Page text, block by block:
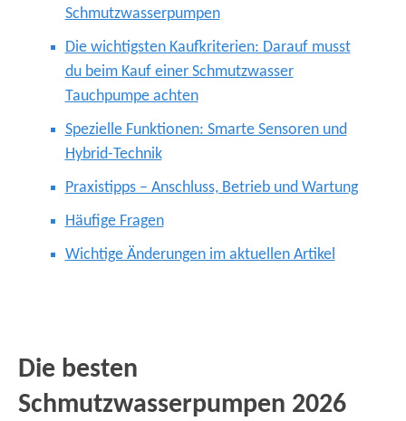
Schmutzwasserpumpen
Die wichtigsten Kaufkriterien: Darauf musst
du beim Kauf einer Schmutzwasser
Tauchpumpe achten
Spezielle Funktionen: Smarte Sensoren und
Hybrid-Technik
Praxistipps – Anschluss, Betrieb und Wartung
Häufige Fragen
Wichtige Änderungen im aktuellen Artikel
Die besten
Schmutzwasserpumpen 2026